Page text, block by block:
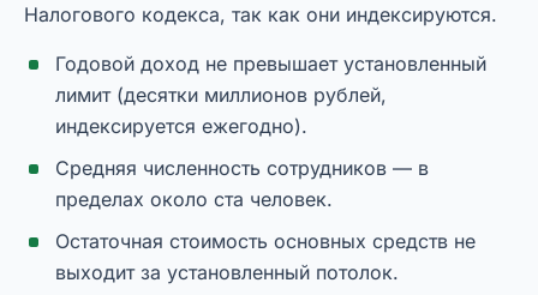
Налогового кодекса, так как они индексируются.
Годовой доход не превышает установленный
лимит (десятки миллионов рублей,
индексируется ежегодно).
Средняя численность сотрудников — в
пределах около ста человек.
Остаточная стоимость основных средств не
выходит за установленный потолок.